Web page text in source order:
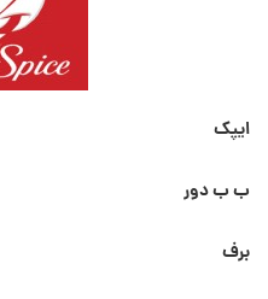
ایپک
ب ب دور
برف